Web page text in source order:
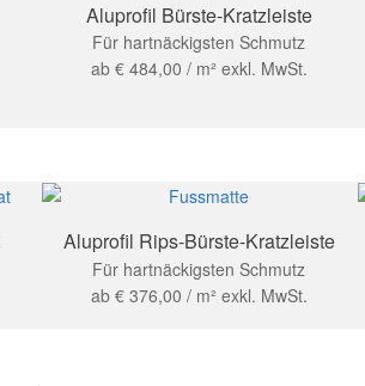
Aluprofil Bürste-Kratzleiste
Für hartnäckigsten Schmutz
ab €484,00 / m² exkl. MwSt.
Aluprofil Rips-Bürste-Kratzleiste
Für hartnäckigsten Schmutz
ab €376,00 / m² exkl. MwSt.